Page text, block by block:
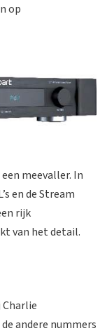
op
meevaller. In
en de Stream
rijk
van het detail.
de andere nummers